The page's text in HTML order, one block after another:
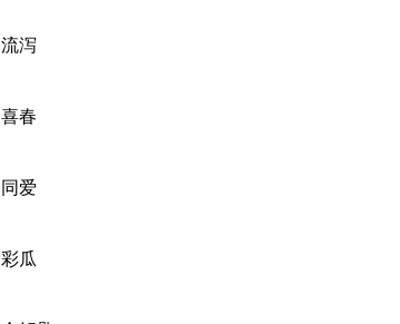
流泻
喜春
同爱
彩瓜